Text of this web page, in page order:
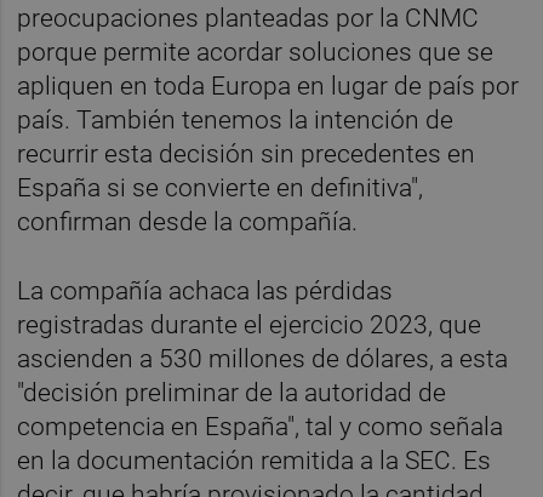
preocupaciones planteadas por la CNMC
porque permite acordar soluciones que se
apliquen en toda Europa en lugar de país por
país. También tenemos la intención de
recurrir esta decisión sin precedentes en
España si se convierte en definitiva",
confirman desde la compañía.
La compañía achaca las pérdidas
registradas durante el ejercicio 2023, que
ascienden a 530 millones de dólares, a esta
"decisión preliminar de la autoridad de
competencia en España", tal y como señala
en la documentación remitida a la SEC. Es